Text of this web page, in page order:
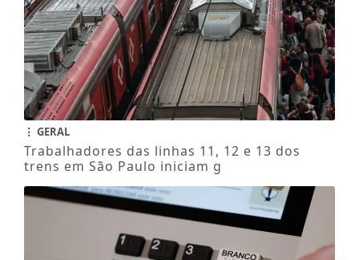
GERAL
Trabalhadores das linhas 11, 12 e 13 dos
trens em São Paulo iniciam g